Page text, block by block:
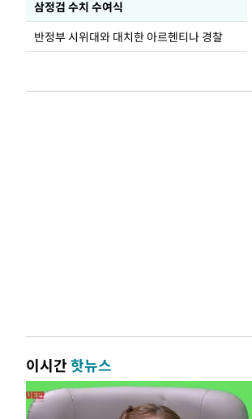
삼정검 수치 수여식
반정부 시위대와 대치한 아르헨티나 경찰
이시간핫뉴스